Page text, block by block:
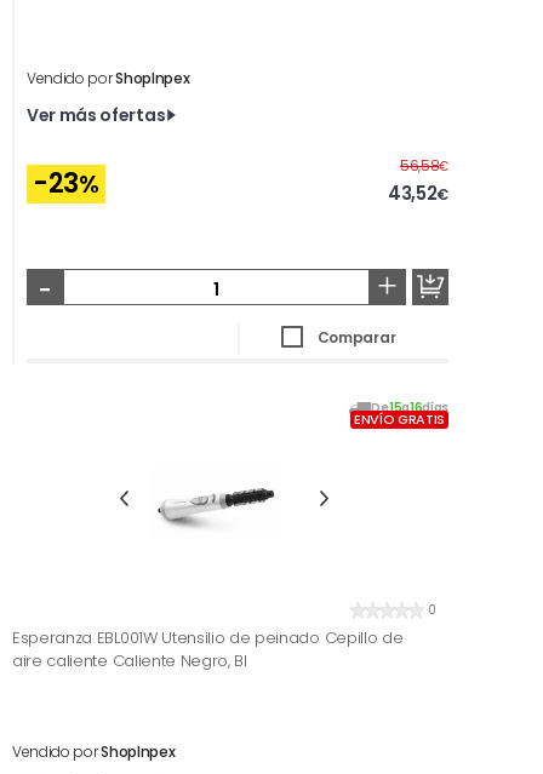
Vendido porShopInpex
Ver más ofertas
-23%
56,58€Antes
43,52€
- +
Comparar
De15a16días
ENVÍO GRATIS
0
Esperanza EBL001W Utensilio de peinado Cepillo de
aire caliente Caliente Negro, Bl
Vendido porShopInpex